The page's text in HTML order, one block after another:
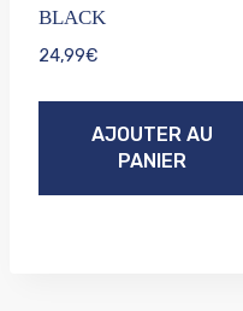
BLACK
24,99€
AJOUTER AU
PANIER